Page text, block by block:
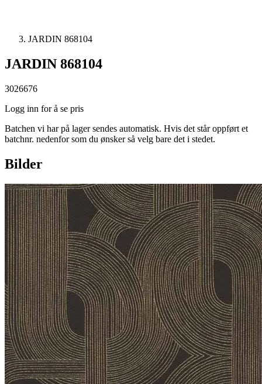
JARDIN 868104
JARDIN 868104
3026676
Logg inn for å se pris
Batchen vi har på lager sendes automatisk. Hvis det står oppført et
batchnr. nedenfor som du ønsker så velg bare det i stedet.
Bilder